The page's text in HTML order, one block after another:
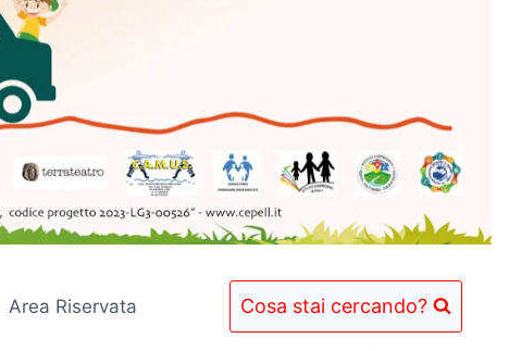
Area Riservata Cosa stai cercando?